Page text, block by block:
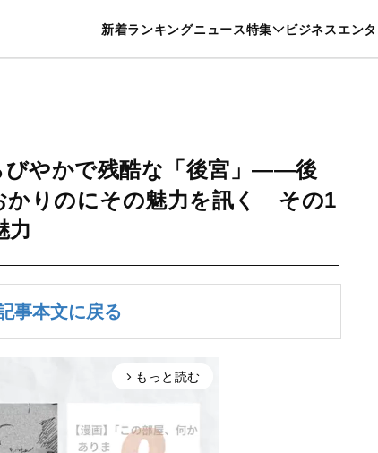
新着ランキングニュース特集 ビジネスエンタ
暮らし スポーツ ヘルスケア 美容 グ
びやかで残酷な「後宮」――後
かりのにその魅力を訊く その1
力
事本文に戻る
arrow_forward_ios もっと読む